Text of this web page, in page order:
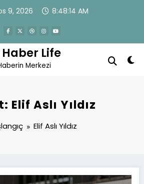
9, 2026 8:48:15 AM
Haber Life
Merkezi
Elif Aslı Yıldız
Elif Aslı Yıldız